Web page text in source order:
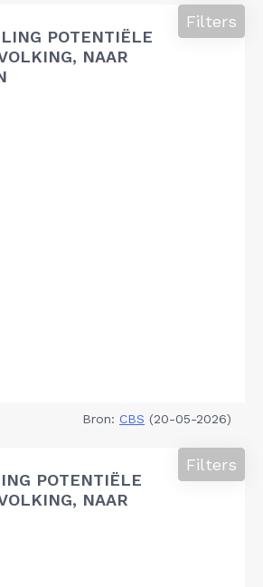
POTENTIËLE
NAAR
Filters
Bron: CBS (20-05-2026)
POTENTIËLE
NAAR
Filters